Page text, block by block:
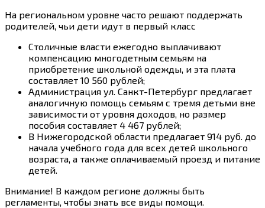
На региональном уровне часто решают поддержать
родителей, чьи дети идут в первый класс
Столичные власти ежегодно выплачивают
компенсацию многодетным семьям на
приобретение школьной одежды, и эта плата
составляет 10 560 рублей;
Администрация ул. Санкт-Петербург предлагает
аналогичную помощь семьям с тремя детьми вне
зависимости от уровня доходов, но размер
пособия составляет 4 467 рублей;
В Нижегородской области предлагает 914 руб. до
начала учебного года для всех детей школьного
возраста, а также оплачиваемый проезд и питание
детей.
Внимание! В каждом регионе должны быть
регламенты, чтобы знать все виды помощи.